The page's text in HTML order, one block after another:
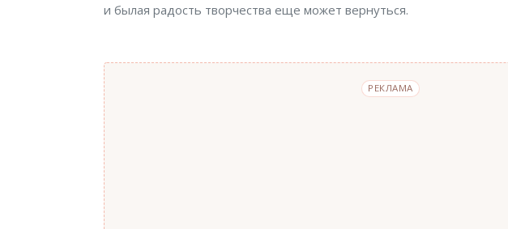
и былая радость творчества еще может вернуться.
РЕКЛАМА